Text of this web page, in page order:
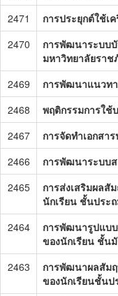
2471
การประยุกต์ใช้เ
2470
การพัฒนาระบบ
มหาวิทยาลัยราช
2469 การพัฒนาแนวท
2468
พฤติกรรมการใช้
2467
การจัดทำเอกสา
2466
การพัฒนาระบบส
2465
การส่งเสริมผล
นักเรียน ชั้นประ
2464
การพัฒนารูปแบบ
ของนักเรียน ชั้น
2463
การพัฒนาผลสัมฤ
ของนักเรียนชั้นป